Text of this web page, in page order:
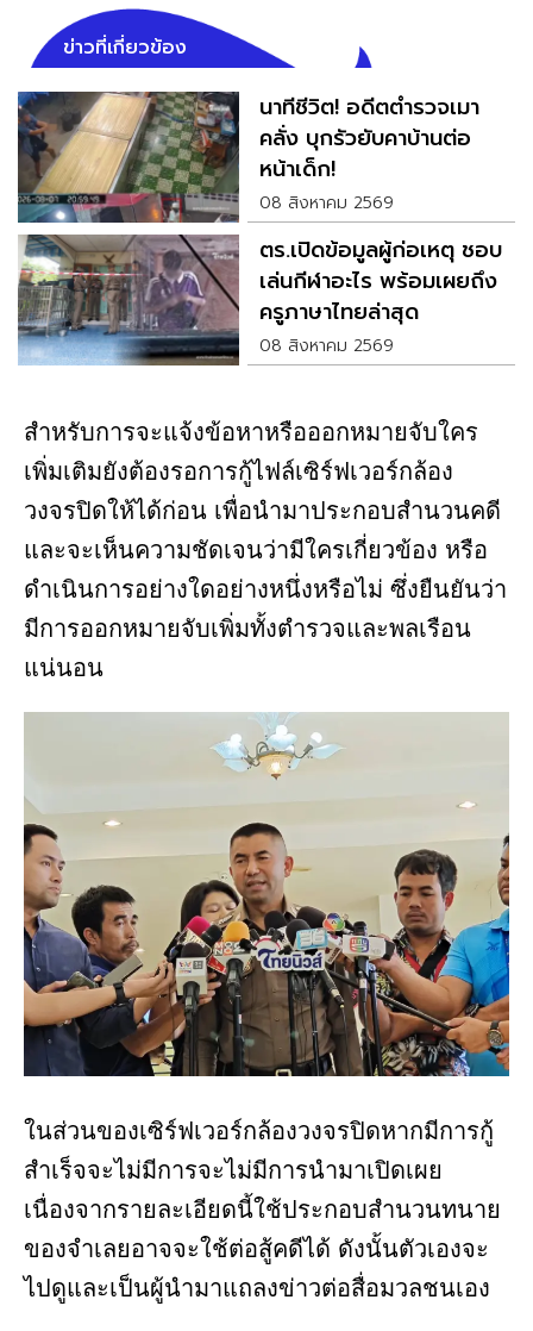
ข่าวที่เกี่ยวข้อง
นาทีชีวิต! อดีตตำรวจเมา
คลั่ง บุกรัวยับคาบ้านต่อ
หน้าเด็ก!
08 สิงหาคม 2569
ตร.เปิดข้อมูลผู้ก่อเหตุ ชอบ
เล่นกีฬาอะไร พร้อมเผยถึง
ครูภาษาไทยล่าสุด
08 สิงหาคม 2569
สำหรับการจะแจ้งข้อหาหรือออกหมายจับใคร
เพิ่มเติมยังต้องรอการกู้ไฟล์เซิร์ฟเวอร์กล้อง
วงจรปิดให้ได้ก่อน เพื่อนำมาประกอบสำนวนคดี
และจะเห็นความชัดเจนว่ามีใครเกี่ยวข้อง หรือ
ดำเนินการอย่างใดอย่างหนึ่งหรือไม่ ซึ่งยืนยันว่า
มีการออกหมายจับเพิ่มทั้งตำรวจและพลเรือน
แน่นอน
ในส่วนของเซิร์ฟเวอร์กล้องวงจรปิดหากมีการกู้
สำเร็จจะไม่มีการจะไม่มีการนำมาเปิดเผย
เนื่องจากรายละเอียดนี้ใช้ประกอบสำนวนทนาย
ของจำเลยอาจจะใช้ต่อสู้คดีได้ ดังนั้นตัวเองจะ
ไปดูและเป็นผู้นำมาแถลงข่าวต่อสื่อมวลชนเอง